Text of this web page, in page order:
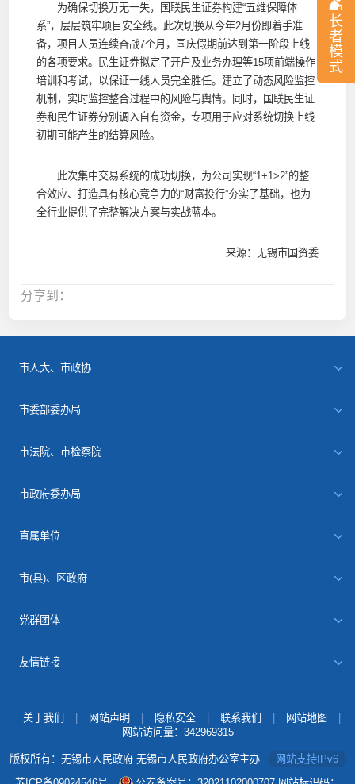
长
者
模
式
为确保切换万无一失，国联民生证券构建“五维保障体
系”，层层筑牢项目安全线。此次切换从今年2月份即着手准
备，项目人员连续奋战7个月，国庆假期前达到第一阶段上线
的各项要求。民生证券拟定了开户及业务办理等15项前端操作
培训和考试，以保证一线人员完全胜任。建立了动态风险监控
机制，实时监控整合过程中的风险与舆情。同时，国联民生证
券和民生证券分别调入自有资金，专项用于应对系统切换上线
初期可能产生的结算风险。
此次集中交易系统的成功切换，为公司实现“1+1>2”的整
合效应、打造具有核心竞争力的“财富投行”夯实了基础，也为
全行业提供了完整解决方案与实战蓝本。
来源：无锡市国资委
分享到：
市人大、市政协
市委部委办局
市法院、市检察院
市政府委办局
直属单位
市(县)、区政府
党群团体
友情链接
关于我们 网站声明 隐私安全 联系我们 网站地图
网站访问量： 342969315
版权所有：无锡市人民政府 无锡市人民政府办公室主办
网站支持IPv6